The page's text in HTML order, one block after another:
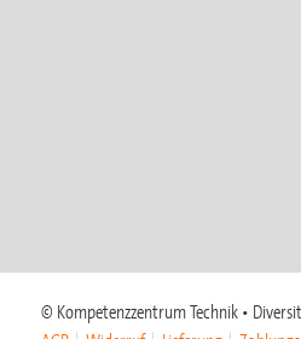
© Kompetenzzentrum Technik •